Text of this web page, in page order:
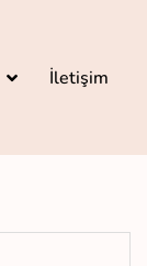
İletişim